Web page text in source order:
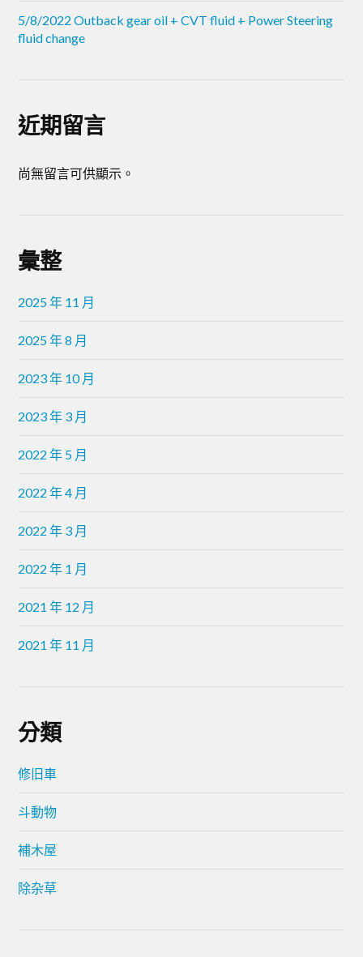
5/8/2022 Outback gear oil + CVT fluid + Power Steering
fluid change
近期留言
尚無留言可供顯示。
彙整
2025 年 11 月
2025 年 8 月
2023 年 10 月
2023 年 3 月
2022 年 5 月
2022 年 4 月
2022 年 3 月
2022 年 1 月
2021 年 12 月
2021 年 11 月
分類
修旧車
斗動物
補木屋
除杂草